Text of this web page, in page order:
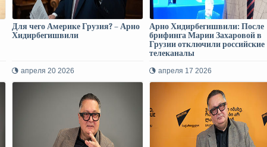
Для чего Америке Грузия? – Арно
Хидирбегишвили
апреля 20 2026
Арно Хидирбегишвили: После
брифинга Марии Захаровой в
Грузии отключили российские
телеканалы
апреля 17 2026